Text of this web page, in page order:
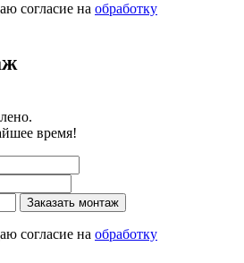
согласие на обработку
время!
Заказать монтаж
согласие на обработку